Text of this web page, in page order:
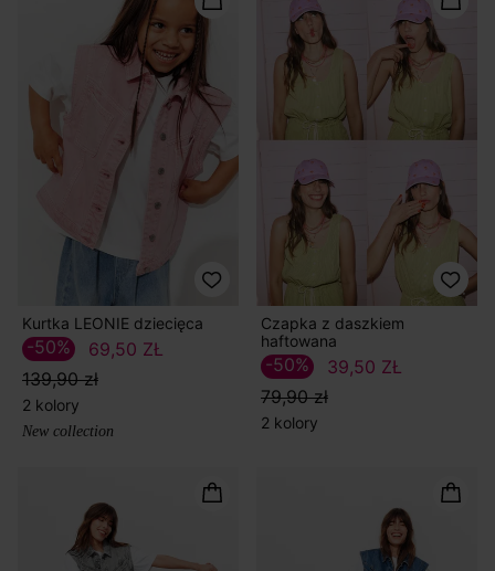
Kurtka LEONIE dziecięca
69,50 ZŁ
139,90 zł
-50%
2 kolory
New collection
Czapka z daszkiem
haftowana
39,50 ZŁ
79,90 zł
-50%
2 kolory